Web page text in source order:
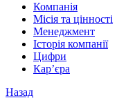
Компанія
Місія та цінності
Менеджмент
Історія компанії
Цифри
Кар’єра
Назад